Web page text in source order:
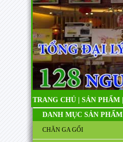
TRANG CHỦ SẢN PHẨM
DANH MỤC SẢN PHẨM
CHĂN GA GỐI